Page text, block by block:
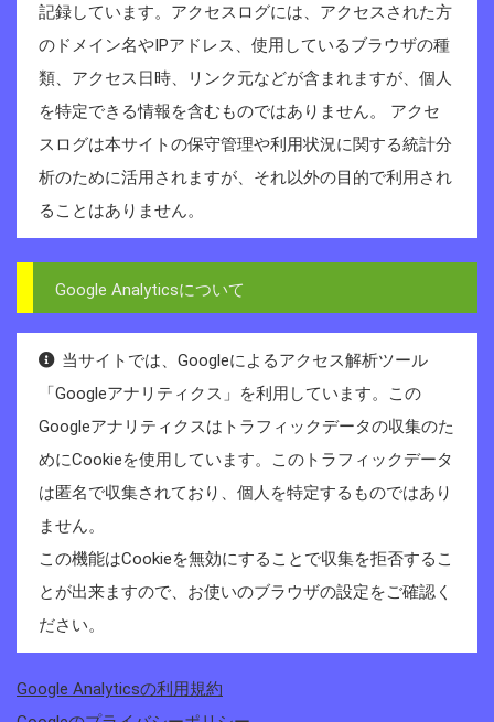
記録しています。アクセスログには、アクセスされた方
のドメイン名やIPアドレス、使用しているブラウザの種
類、アクセス日時、リンク元などが含まれますが、個人
を特定できる情報を含むものではありません。 アクセ
スログは本サイトの保守管理や利用状況に関する統計分
析のために活用されますが、それ以外の目的で利用され
ることはありません。
Google Analyticsについて
当サイトでは、Googleによるアクセス解析ツール
「Googleアナリティクス」を利用しています。この
Googleアナリティクスはトラフィックデータの収集のた
めにCookieを使用しています。このトラフィックデータ
は匿名で収集されており、個人を特定するものではあり
ません。
この機能はCookieを無効にすることで収集を拒否するこ
とが出来ますので、お使いのブラウザの設定をご確認く
ださい。
Google Analyticsの利用規約